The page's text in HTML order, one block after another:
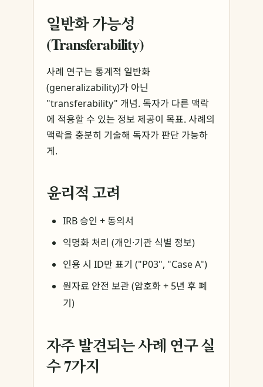
일반화 가능성
(Transferability)
사례 연구는 통계적 일반화
(generalizability)가 아닌
"transferability" 개념. 독자가 다른 맥락
에 적용할 수 있는 정보 제공이 목표. 사례의
맥락을 충분히 기술해 독자가 판단 가능하
게.
윤리적 고려
IRB 승인 + 동의서
익명화 처리 (개인·기관 식별 정보)
인용 시 ID만 표기 ("P03", "Case A")
원자료 안전 보관 (암호화 + 5년 후 폐
기)
자주 발견되는 사례 연구 실
수 7가지